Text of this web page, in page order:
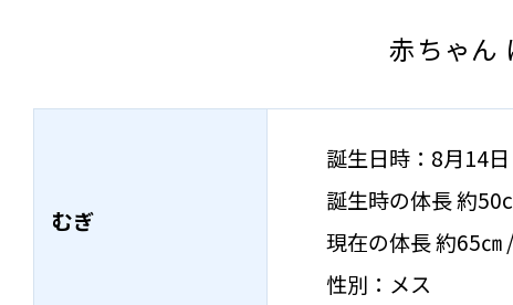
赤ちゃん
むぎ
誕生日時：8月14
誕生時の体長 約
現在の体長 約65
性別：メス